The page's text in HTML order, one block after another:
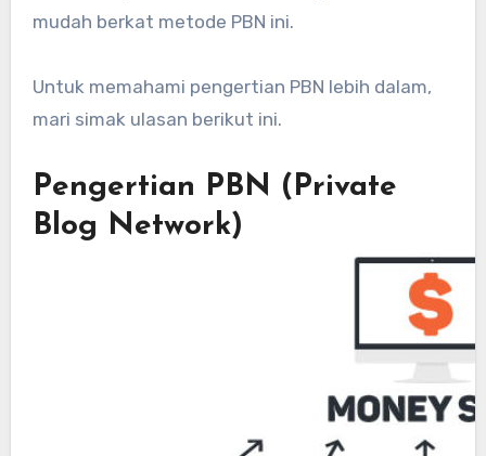
mudah berkat metode PBN ini.
Untuk memahami pengertian PBN lebih dalam,
mari simak ulasan berikut ini.
Pengertian PBN (Private
Blog Network)